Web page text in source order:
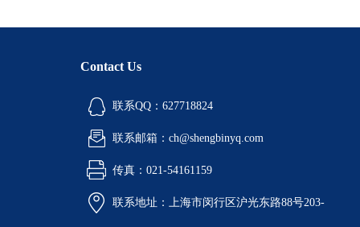
Contact Us
联系QQ：627718824
联系邮箱：ch@shengbinyq.com
传真：021-54161159
联系地址：上海市闵行区沪光东路88号203-